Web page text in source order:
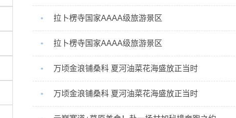
• 拉卜楞寺国家AAAA级旅游景区
• 拉卜楞寺国家AAAA级旅游景区
• 万顷金浪铺桑科 夏河油菜花海盛放正当时
• 万顷金浪铺桑科 夏河油菜花海盛放正当时